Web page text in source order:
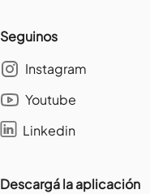
Seguinos
Instagram
Youtube
Linkedin
Descargá la aplicación